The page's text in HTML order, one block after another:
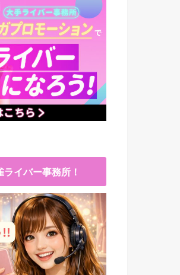
ライバー事務所！